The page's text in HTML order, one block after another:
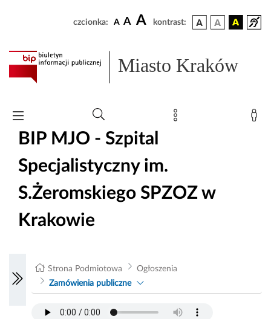
czcionka: A A A kontrast:
Miasto Kraków
BIP MJO - Szpital
Specjalistyczny im.
S.Żeromskiego SPZOZ w
Krakowie
Strona Podmiotowa
Ogłoszenia
Zamówienia publiczne